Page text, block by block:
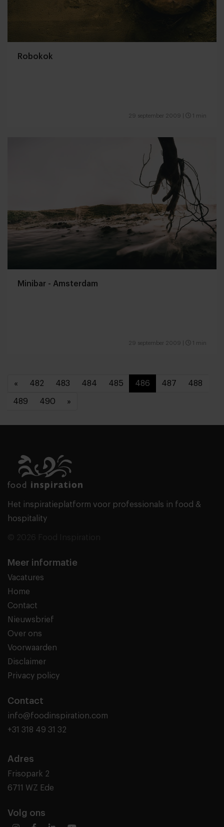
Robokok
29 september 2009 1 min
Minibar - Amsterdam
29 september 2009 1 min
« 482 483 484 485 486 487 488
489 490 »
Het inspiratieplatform voor professionals in food &
hospitality
Meer informatie
Vacatures
Home
Contact
Nieuwsbrief
Over ons
Voorwaarden
Disclaimer
Privacy policy
Contact
info@foodinspiration.com
+31 318 49 31 32
Adres
Frisopark 2
6711 WZ Ede
Volg ons